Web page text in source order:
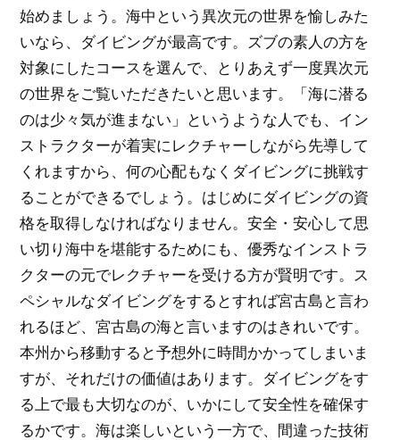
始めましょう。海中という異次元の世界を愉しみた
いなら、ダイビングが最高です。ズブの素人の方を
対象にしたコースを選んで、とりあえず一度異次元
の世界をご覧いただきたいと思います。「海に潜る
のは少々気が進まない」というような人でも、イン
ストラクターが着実にレクチャーしながら先導して
くれますから、何の心配もなくダイビングに挑戦す
ることができるでしょう。はじめにダイビングの資
格を取得しなければなりません。安全・安心して思
い切り海中を堪能するためにも、優秀なインストラ
クターの元でレクチャーを受ける方が賢明です。ス
ペシャルなダイビングをするとすれば宮古島と言わ
れるほど、宮古島の海と言いますのはきれいです。
本州から移動すると予想外に時間かかってしまいま
すが、それだけの価値はあります。ダイビングをす
る上で最も大切なのが、いかにして安全性を確保す
るかです。海は楽しいという一方で、間違った技術